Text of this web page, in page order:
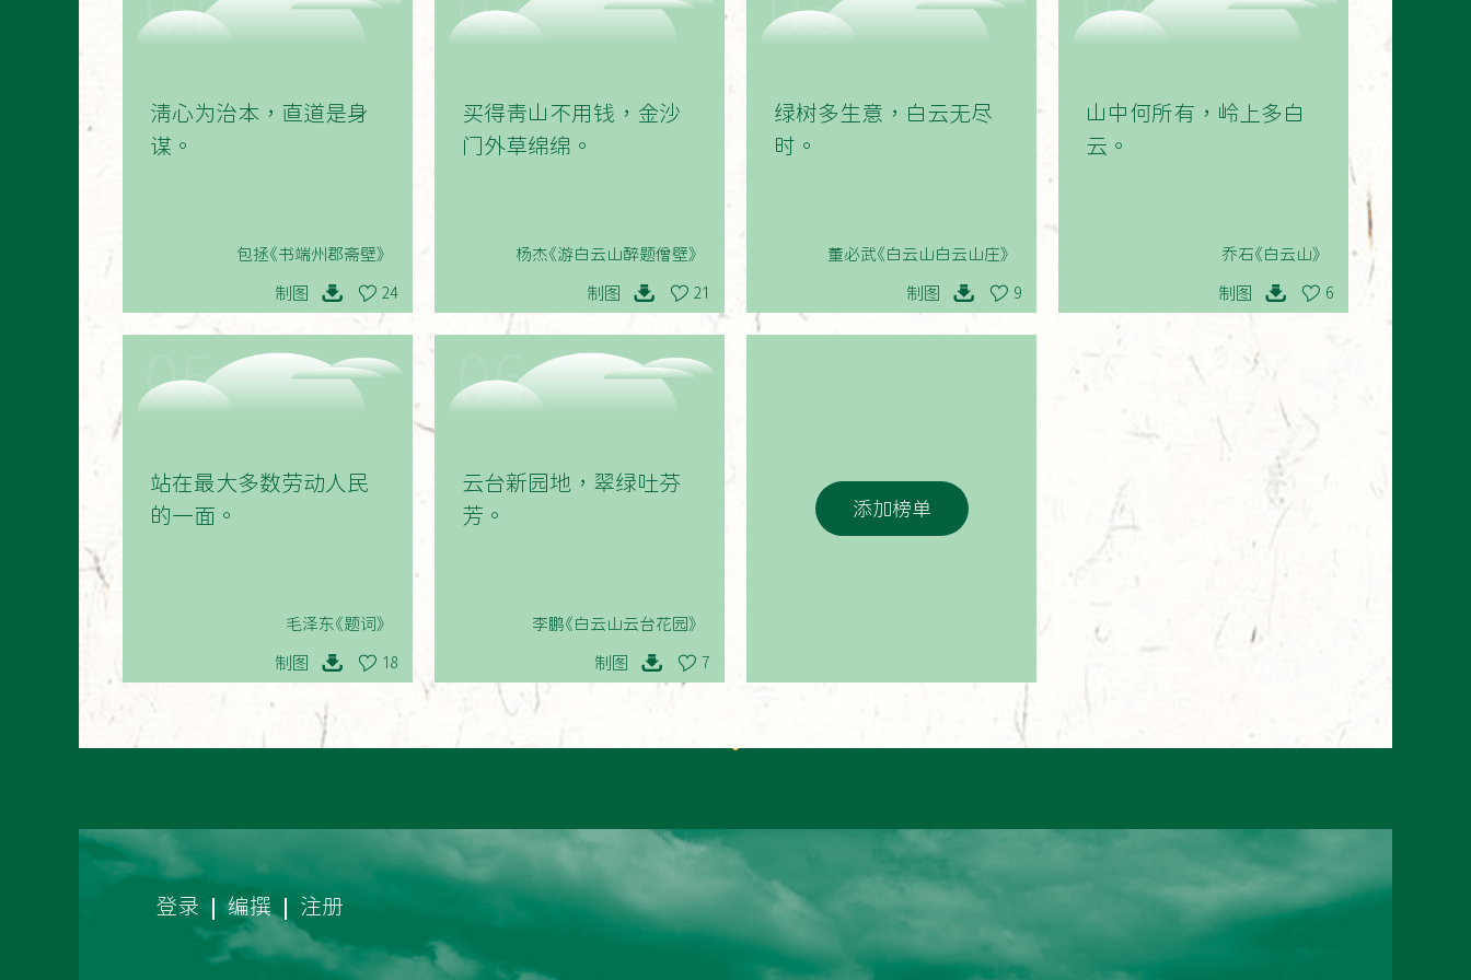
清心为治本，直道是身
谋。
包拯《书端州郡斋壁》
制图 24
买得青山不用钱，金沙
门外草绵绵。
杨杰《游白云山醉题僧壁》
制图 21
绿树多生意，白云无尽
时。
董必武《白云山白云山庄》
制图 9
山中何所有，岭上多白
云。
乔石《白云山》
制图 6
05
站在最大多数劳动人民
的一面。
毛泽东《题词》
制图 18
06
云台新园地，翠绿吐芬
芳。
李鹏《白云山云台花园》
制图 7
添加榜单
登录 编撰 注册